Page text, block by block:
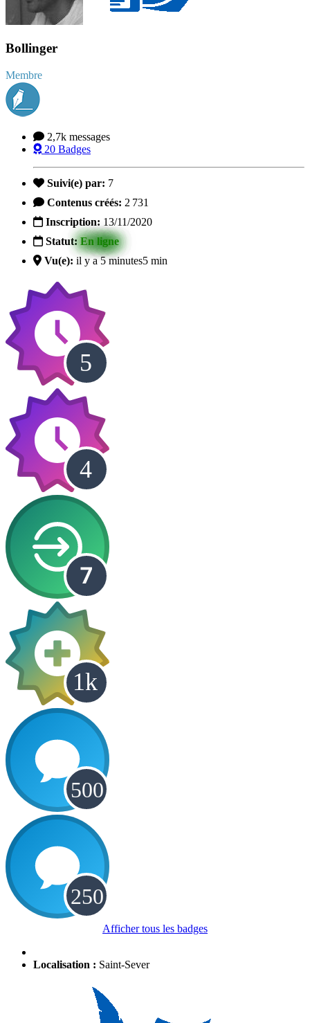
Bollinger
Membre
2,7k messages
20 Badges
Suivi(e) par: 7
Contenus créés: 2 731
Inscription: 13/11/2020
Statut: En ligne
Vu(e): il y a 5 minutes5 min
Afficher tous les badges
Localisation : Saint-Sever